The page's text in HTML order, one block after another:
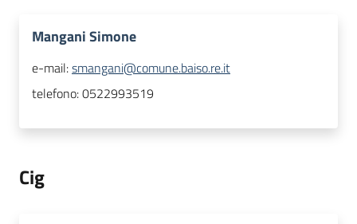
Mangani Simone
e-mail:smangani@comune.baiso.re.it
telefono:0522993519
Cig